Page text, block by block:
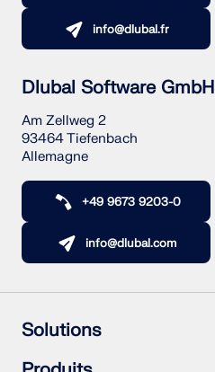
ZONES DE CHARGE
Versions précédentes
info@dlubal.fr
Dlubal Software GmbH
Am Zellweg 2
93464 Tiefenbach
Allemagne
+49 9673 9203-0
info@dlubal.com
Solutions
Structures en béton armé